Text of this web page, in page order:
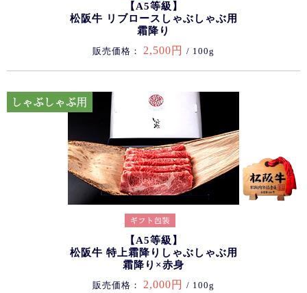
【A5等級】
松阪牛 リブロースしゃぶしゃぶ用
霜降り
販売価格： 2,500円 / 100g
【A5等級】
松阪牛 特上霜降りしゃぶしゃぶ用
霜降り×赤身
販売価格： 2,000円 / 100g